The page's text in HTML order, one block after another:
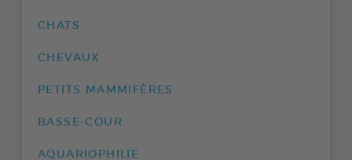
CHATS
CHEVAUX
PETITS MAMMIFÈRES
BASSE-COUR
AQUARIOPHILIE